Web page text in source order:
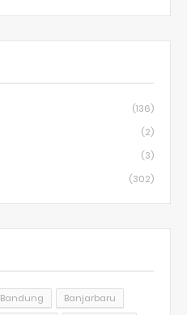
(136)
(2)
(3)
(302)
Bandung
Banjarbaru